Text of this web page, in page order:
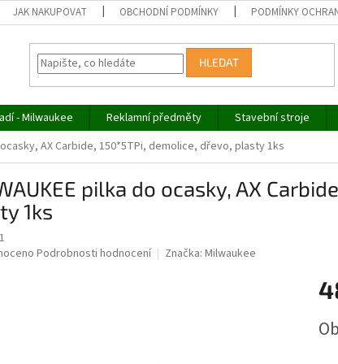
JAK NAKUPOVAT OBCHODNÍ PODMÍNKY PODMÍNKY
HLEDAT
- Milwaukee Reklamní předměty Stavební stroje
ocasky, AX Carbide, 150*5TPi, demolice, dřevo, plasty 1ks
pilka do ocasky, AX
1ks
Podrobnosti hodnocení Značka: Milwaukee